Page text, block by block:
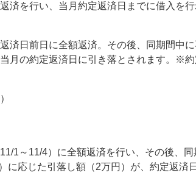
済を行い、当月約定返済日までに借入を
済日前日に全額返済。その後、同期間中
月の約定返済日に引き落とされます。※
1～11/4）に全額返済を行い、その後、
応じた引落し額（2万円）が、約定返済